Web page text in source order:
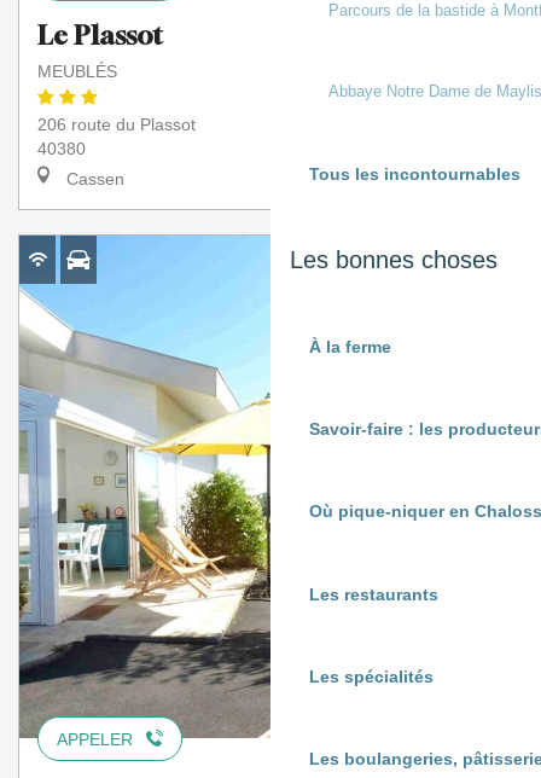
Parcours de la bastide à
Abbaye Notre Dame de Maylis
Tous les incontournables
Les bonnes choses
À la ferme
Savoir-faire : les
Où pique-niquer en
Les restaurants
Les spécialités
Les boulangeries,
Le Plassot
MEUBLÉS
206 route du Plassot
40380
Cassen
À partir de
APPELER